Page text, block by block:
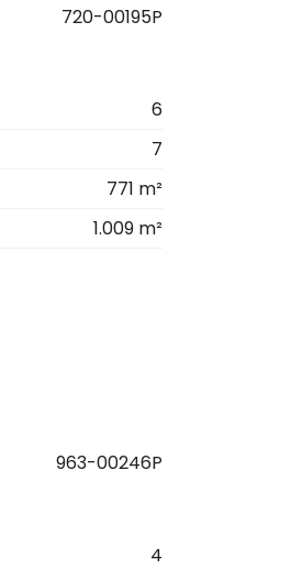
720-00195P
6
7
771 m²
1.009 m²
963-00246P
4